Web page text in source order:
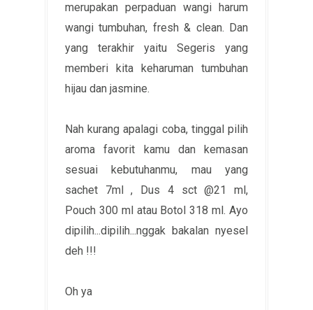
merupakan perpaduan wangi harum
wangi tumbuhan, fresh & clean. Dan
yang terakhir yaitu Segeris yang
memberi kita keharuman tumbuhan
hijau dan jasmine.
Nah kurang apalagi coba, tinggal pilih
aroma favorit kamu dan kemasan
sesuai kebutuhanmu, mau yang
sachet 7ml , Dus 4 sct @21 ml,
Pouch 300 ml atau Botol 318 ml. Ayo
dipilih...dipilih...nggak bakalan nyesel
deh !!!
Oh ya